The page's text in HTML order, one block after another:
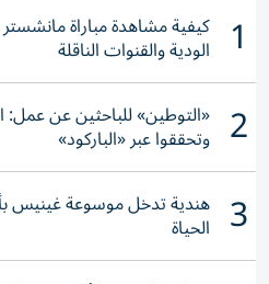
1 كيفية مشاهدة مباراة
الودية والقنوات الناقلة
2 «التوطين» للباحثين عن
وتحققوا عبر «الباركود»
3 هندية تدخل موسوعة غينيس
الحياة